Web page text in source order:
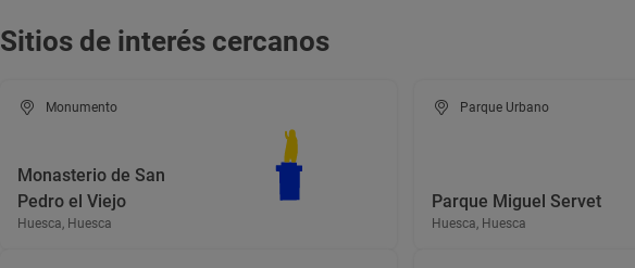
Sitios de interés cercanos
Monumento
Monasterio de San
Pedro el Viejo
Huesca, Huesca
Parque Urbano
Parque Miguel Servet
Huesca, Huesca